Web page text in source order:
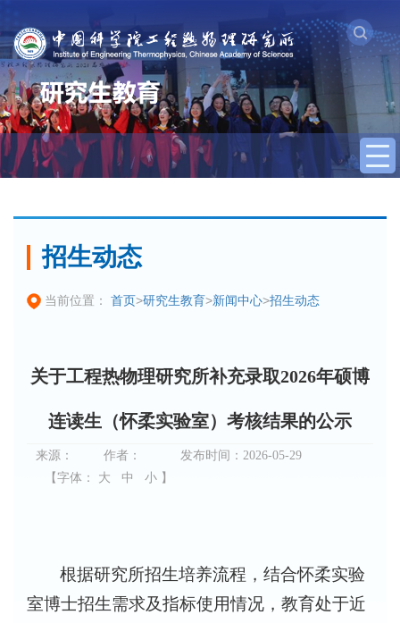
招生动态
当前位置： 首页>研究生教育>新闻中心>招生动态
关于工程热物理研究所补充录取2026年硕博
连读生（怀柔实验室）考核结果的公示
来源： 作者：
发布时间：2026-05-29
【字体： 大 中 小 】
根据研究所招生培养流程，结合怀柔实验
室博士招生需求及指标使用情况，教育处于近